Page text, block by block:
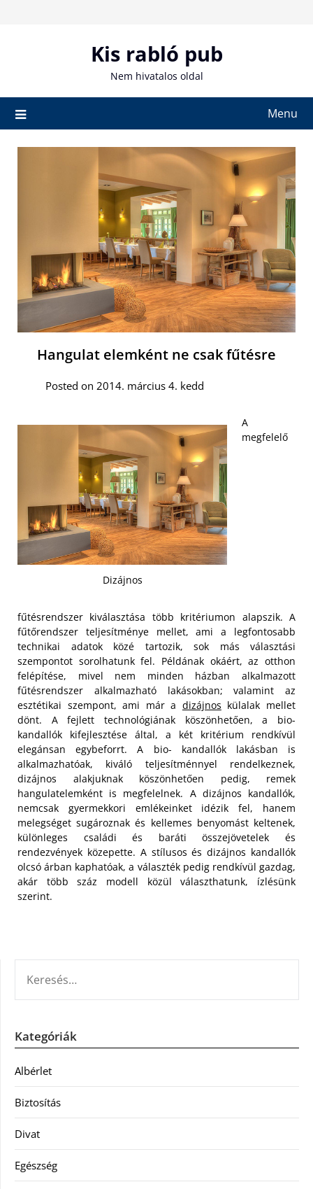
Kis rabló pub
Nem hivatalos oldal
Menu
Hangulat elemként ne csak fűtésre
Posted on 2014. március 4. kedd
Dizájnos
A
megfelelő
fűtésrendszer kiválasztása több kritériumon alapszik. A
fűtőrendszer teljesítménye mellet, ami a legfontosabb
technikai adatok közé tartozik, sok más választási
szempontot sorolhatunk fel. Példának okáért, az otthon
felépítése, mivel nem minden házban alkalmazott
fűtésrendszer alkalmazható lakásokban; valamint az
esztétikai szempont, ami már a dizájnos külalak mellet
dönt. A fejlett technológiának köszönhetően, a bio-
kandallók kifejlesztése által, a két kritérium rendkívül
elegánsan egybeforrt.A bio- kandallók lakásban is
alkalmazhatóak, kiváló teljesítménnyel rendelkeznek,
dizájnos alakjuknak köszönhetően pedig, remek
hangulatelemként is megfelelnek. A dizájnos kandallók,
nemcsak gyermekkori emlékeinket idézik fel, hanem
melegséget sugároznak és kellemes benyomást keltenek,
különleges családi és baráti összejövetelek és
rendezvények közepette. A stílusos és dizájnos kandallók
olcsó árban kaphatóak, a választék pedig rendkívül gazdag,
akár több száz modell közül választhatunk, ízlésünk
szerint.
Kategóriák
Albérlet
Biztosítás
Divat
Egészség